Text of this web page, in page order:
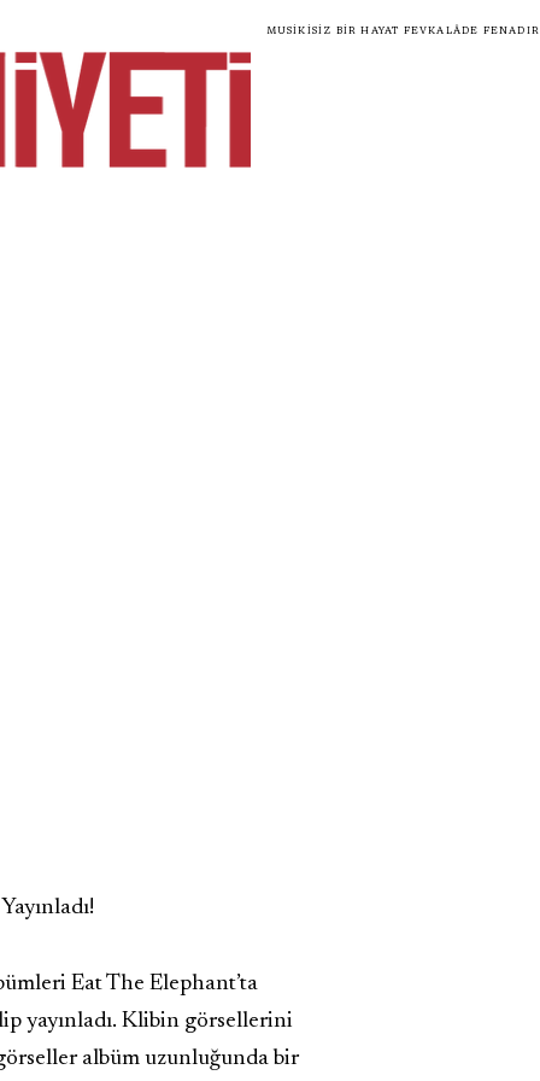
Musikisiz bir hayat fevkalâde fenadır
Eat The Elephant’ta
yayınladı. Klibin görsellerini
albüm uzunluğunda bir